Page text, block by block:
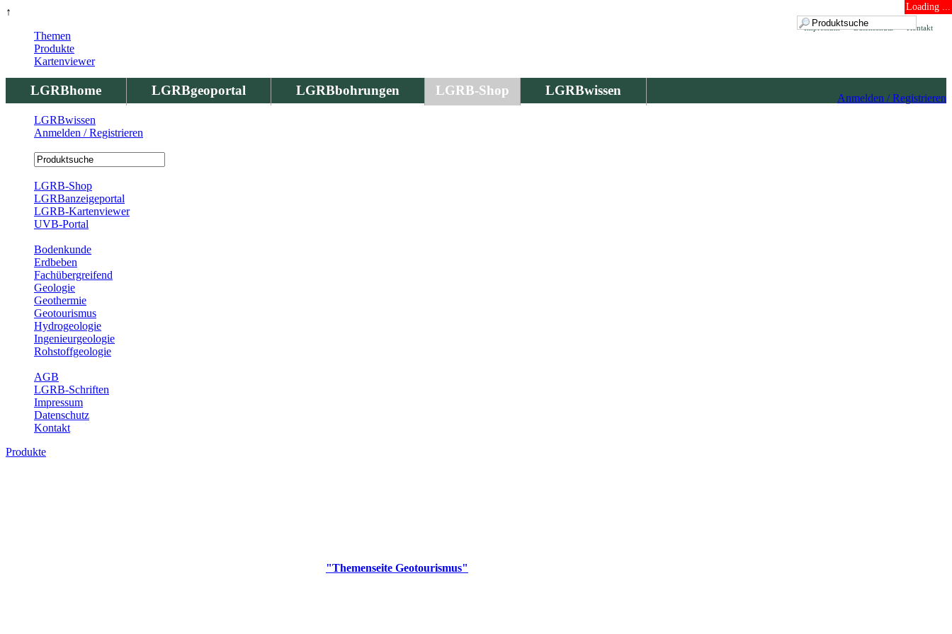
↑ Loading ...
Kontakt
Datenschutz
Impressum
LGRBhome LGRBgeoportal LGRBbohrungen LGRB-Shop LGRBwissen
Anmelden / Registrieren
Themen
Produkte
Kartenviewer
LGRBwissen
Anmelden / Registrieren
LGRB-Shop
LGRBanzeigeportal
LGRB-Kartenviewer
UVB-Portal
Bodenkunde
Erdbeben
Fachübergreifend
Geologie
Geothermie
Geotourismus
Hydrogeologie
Ingenieurgeologie
Rohstoffgeologie
AGB
LGRB-Schriften
Impressum
Datenschutz
Kontakt
Produkte
"Themenseite Geotourismus"